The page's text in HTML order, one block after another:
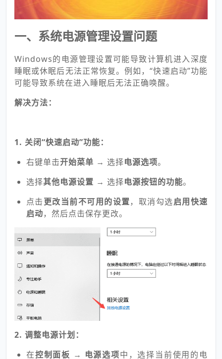
一、系统电源管理设置问题
Windows的电源管理设置可能导致计算机进入深度
睡眠或休眠后无法正常恢复。例如，“快速启动”功能
可能导致系统在进入睡眠后无法正确唤醒。
解决方法：
1. 关闭“快速启动”功能：
右键单击开始菜单 → 选择电源选项。
选择其他电源设置 → 选择电源按钮的功能。
点击更改当前不可用的设置，取消勾选启用快速
启动，然后点击保存更改。
2. 调整电源计划：
在控制面板 → 电源选项中，选择当前使用的电